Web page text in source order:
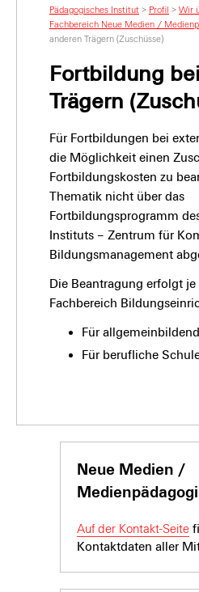
Pädagogisches Institut > Profil > Wir
Fachbereich Neue Medien /
anderen Trägern (Zuschüsse)
Fortbildung
Trägern
Für Fortbildungen bei
die Möglichkeit einen
Fortbildungskosten zu
Thematik nicht über das
Fortbildungsprogramm
Instituts – Zentrum für
Bildungsmanagement
Die Beantragung erfolgt
Fachbereich
Für
Für berufliche
Neue Medien /
Auf der Kontakt-Seite
Kontaktdaten aller